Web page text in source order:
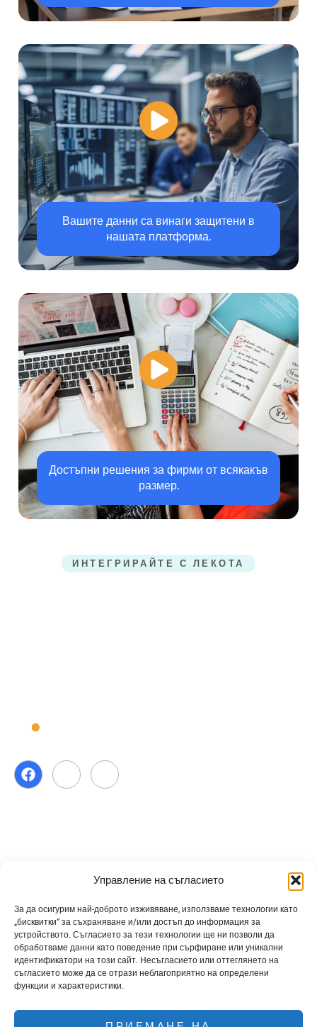
Управление на съгласието
За да осигурим най-доброто изживяване, използваме технологии като
„бисквитки“ за съхраняване и/или достъп до информация за
устройството. Съгласието за тези технологии ще ни позволи да
обработваме данни като поведение при сърфиране или уникални
идентификатори на този сайт. Несъгласието или оттеглянето на
съгласието може да се отрази неблагоприятно на определени
функции и характеристики.
Вашите данни са винаги защитени в
нашата платформа.
Достъпни решения за фирми от всякакъв
размер.
ИНТЕГРИРАЙТЕ С ЛЕКОТА
НачалоПрегледЗа насХарактеристикиЦенообразуване
F.A.QСвържете се с
Политика за поверителност
Политика за сигурност